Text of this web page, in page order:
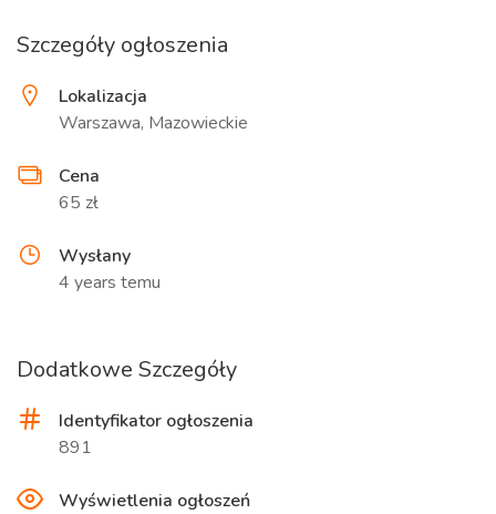
Szczegóły ogłoszenia
Lokalizacja
Warszawa, Mazowieckie
Cena
65 zł
Wysłany
4 years temu
Dodatkowe Szczegóły
Identyfikator ogłoszenia
891
Wyświetlenia ogłoszeń